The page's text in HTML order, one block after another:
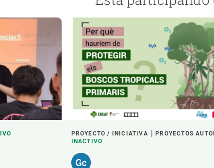
PROYECTO / INICIATIVA
PROYECTOS
INACTIVO